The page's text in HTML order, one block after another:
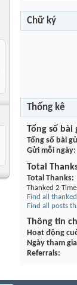
Chữ ký
Thống kê
Tổng số bài
Tổng số bài
Gửi mỗi ngày
Total
Total Thanks
Thanked 2
Find all
Find all posts
Thông tin
Hoạt động
Ngày tham gia
Referrals